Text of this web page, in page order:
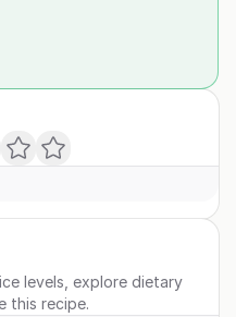
levels, explore dietary
this recipe.